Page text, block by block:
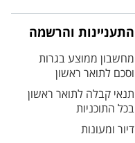
התעניינות והרשמה
מחשבון ממוצע בגרות
וסכם לתואר ראשון
תנאי קבלה לתואר ראשון
בכל התוכניות
דיור ומעונות